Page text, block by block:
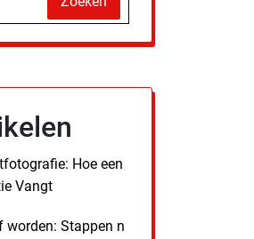
Hoe een
Vangt
worden: Stappen n